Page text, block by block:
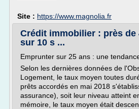
Site : https://www.magnolia.fr
Crédit immobilier : près de
sur 10 s ...
Emprunter sur 25 ans : une
Selon les dernières données de
Logement, le taux moyen toutes
prêts accordés en mai 2018
assurance), soit leur niveau atteint
mémoire, le taux moyen était